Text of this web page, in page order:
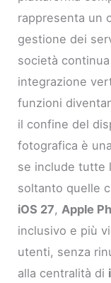
rappresenta un
gestione dei
società
integrazione
funzioni
il confine del
fotografica è
se include tutte
soltanto quelle
iOS 27, Apple
inclusivo e più
utenti, senza
alla centralità di